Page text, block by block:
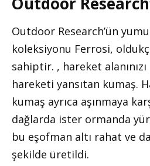
Outdoor Research’ün
koleksiyonu Ferrosi,
sahiptir. , hareket alanınızı
hareketi yansıtan kumaş.
kumaş ayrıca aşınmaya
dağlarda ister ormanda
bu eşofman altı rahat ve
şekilde üretildi.